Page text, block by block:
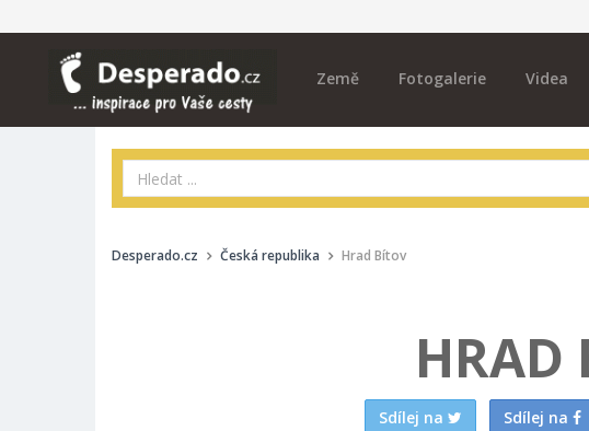
Země Fotogalerie Videa
Desperado.cz Česká republika Hrad Bítov
HRAD
Sdílej na Sdílej na